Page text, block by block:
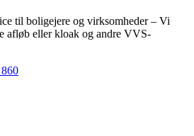
til boligejere og virksomheder – Vi
afløb eller kloak og andre VVS-